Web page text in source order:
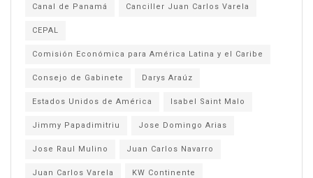
Canal de Panamá Canciller Juan Carlos Varela
CEPAL
Comisión Económica para América Latina y el Caribe
Consejo de Gabinete Darys Araúz
Estados Unidos de América Isabel Saint Malo
Jimmy Papadimitriu Jose Domingo Arias
Jose Raul Mulino Juan Carlos Navarro
Juan Carlos Varela KW Continente